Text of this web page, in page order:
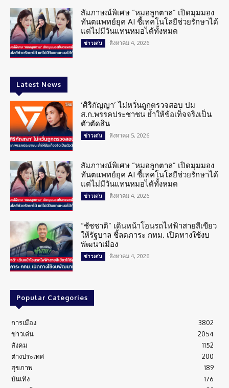
สัมภาษณ์พิเศษ “หมอลูกตาล” เปิดมุมมอง
ทันตแพทย์ยุค AI ชี้เทคโนโลยีช่วยรักษาได้
แต่ไม่มีวันแทนหมอได้ทั้งหมด
ข่าวเด่น สิงหาคม 4, 2026
Latest News
‘ศิริกัญญา’ ไม่หวั่นถูกตรวจสอบ ปม
ส.ก.พรรคประชาชน ย้ำให้ข้อเท็จจริงเป็น
ตัวตัดสิน
ข่าวเด่น สิงหาคม 5, 2026
สัมภาษณ์พิเศษ “หมอลูกตาล” เปิดมุมมอง
ทันตแพทย์ยุค AI ชี้เทคโนโลยีช่วยรักษาได้
แต่ไม่มีวันแทนหมอได้ทั้งหมด
ข่าวเด่น สิงหาคม 4, 2026
“ชัชชาติ” เดินหน้าโอนรถไฟฟ้าสายสีเขียว
ให้รัฐบาล ชี้ลดภาระ กทม. เปิดทางใช้งบ
พัฒนาเมือง
ข่าวเด่น สิงหาคม 4, 2026
Popular Categories
การเมือง
3802
ข่าวเด่น
2054
สังคม
1152
ต่างประเทศ
200
สุขภาพ
189
บันเทิง
176